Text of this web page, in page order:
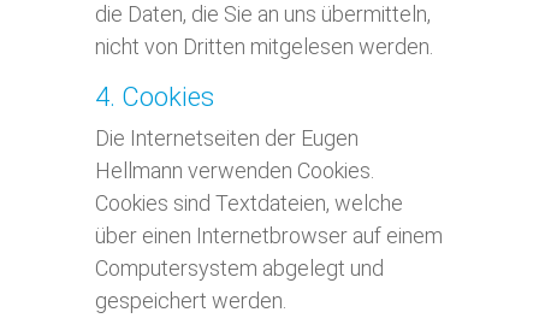
die Daten, die Sie an uns übermitteln,
nicht von Dritten mitgelesen werden.
4. Cookies
Die Internetseiten der Eugen
Hellmann verwenden Cookies.
Cookies sind Textdateien, welche
über einen Internetbrowser auf einem
Computersystem abgelegt und
gespeichert werden.